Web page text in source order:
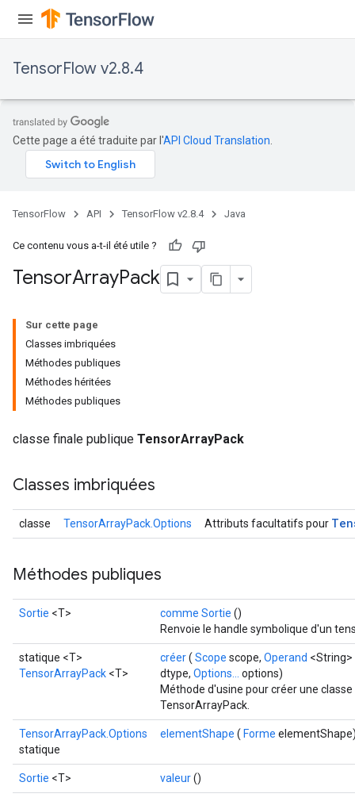
TensorFlow v2.8.4
Cette page a été traduite par l'API Cloud Translation
TensorFlow API TensorFlow v2.8.4 Java
Ce contenu vous a-t-il été utile ?
TensorArrayPack
Sur cette page
Classes imbriquées
Méthodes publiques
Méthodes héritées
Méthodes publiques
classe finale publique TensorArrayPack
Classes imbriquées
classe TensorArrayPack.Options Attributs facultatifs pour
Méthodes publiques
Sortie <T> comme Sortie ()
Renvoie le handle symbolique d'un
statique <T>
TensorArrayPack <T>
créer( Scope scope, Operand
dtype, Options...
options)
Méthode d'usine pour créer une
TensorArrayPack.
TensorArrayPack.Options
statique
elementShape ( Forme
Sortie <T> valeur()